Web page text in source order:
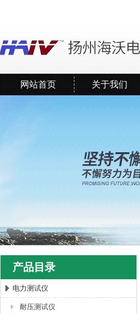
网站首页 关于我们
产品目录
电力测试仪
耐压测试仪